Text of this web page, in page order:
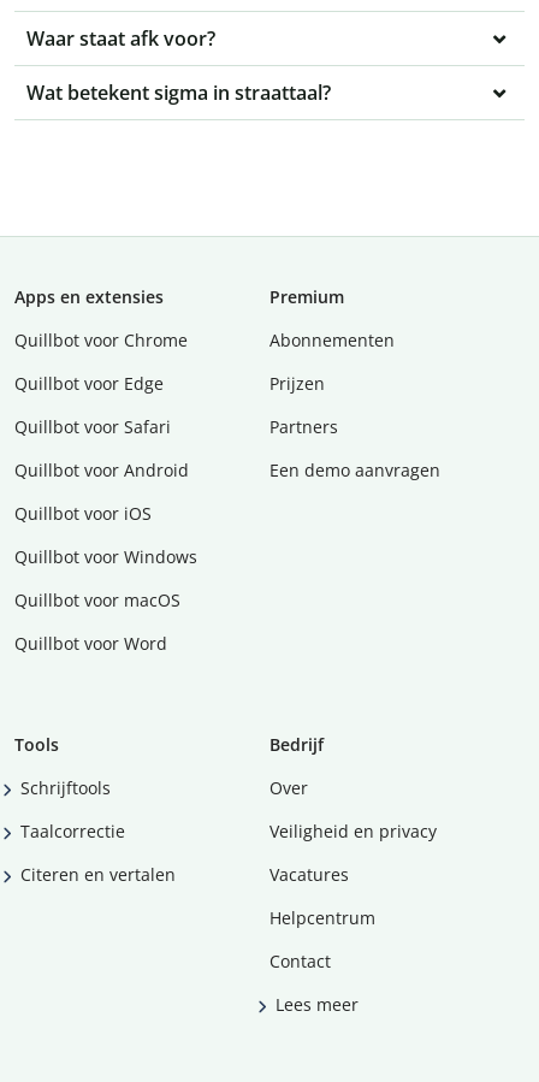
Waar staat afk voor?
Wat betekent sigma in straattaal?
Apps en extensies
Quillbot voor Chrome
Quillbot voor Edge
Quillbot voor Safari
Quillbot voor Android
Quillbot voor iOS
Quillbot voor Windows
Quillbot voor macOS
Quillbot voor Word
Premium
Abonnementen
Prijzen
Partners
Een demo aanvragen
Tools
Schrijftools
Taalcorrectie
Citeren en vertalen
Bedrijf
Over
Veiligheid en privacy
Vacatures
Helpcentrum
Contact
Lees meer